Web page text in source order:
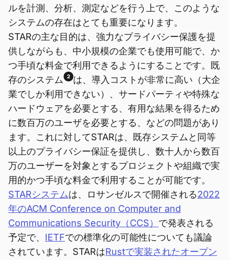
ルを計測、分析、測定などを行う上で、このような
システムの存在はとても重要になります。
STARの主な目的は、強力なプライバシー保護を提
供しながらも、中小規模の企業でも使用可能で、か
つ手頃な料金で利用できるようにすることです。既
存のシステム
2 は、導入コストが非常に高い（大企
業でしか利用できない）、サードパーティや特殊な
ハードウェアを必要とする、有用な結果を得るため
に数百万のユーザを必要とする、などの問題があり
ます。これに対してSTARは、既存システムと同等
以上のプライバシー保証を提供し、数十人から数百
万のユーザーを対象とするプロジェクトや組織で実
用的かつ手頃な料金で利用することが可能です。
STARシステムは、ロサンゼルスで開催される2022
年のACM Conference on Computer and
Communications Security（CCS） で発表される
予定で、 IETFでの標準化の可能性についても議論
されています。STARはRustで実装されたオープン